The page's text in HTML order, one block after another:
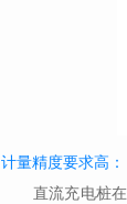
计量精度要求高：
直流充电桩